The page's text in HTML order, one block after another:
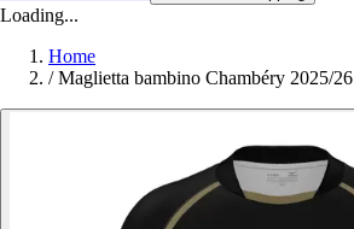
Loading...
Home
/ Maglietta bambino Chambéry 2025/26